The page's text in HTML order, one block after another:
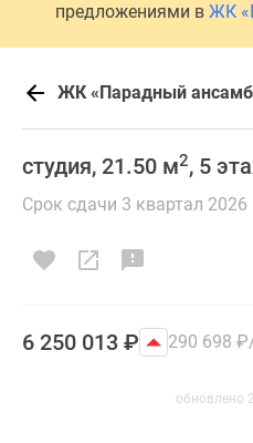
предложениями в ЖК
ЖК «Парадный
студия, 21.50 м2, 5
Срок сдачи 3 квартал 2026
6 250 013 ₽ 290 698 ₽
обновлено